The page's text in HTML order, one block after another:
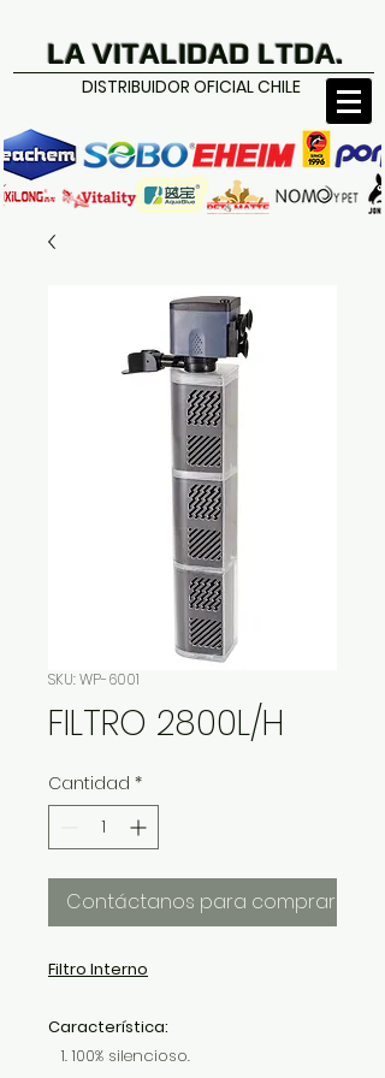
LA VITALIDAD LTDA.
DISTRIBUIDOR OFICIAL CHILE
SKU: WP-6001
FILTRO 2800L/H
Cantidad *
Contáctanos para comprar
Filtro Interno
Característica:
100% silencioso.